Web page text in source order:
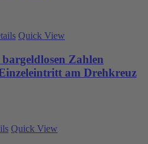
Quick View
Zahlen
am Drehkreuz
Quick View